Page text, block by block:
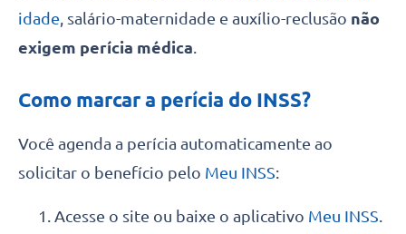
idade, salário-maternidade e auxílio-reclusão não
exigem perícia médica.
Como marcar a perícia do INSS?
Você agenda a perícia automaticamente ao
solicitar o benefício pelo Meu INSS:
Acesse o site ou baixe o aplicativo Meu INSS.